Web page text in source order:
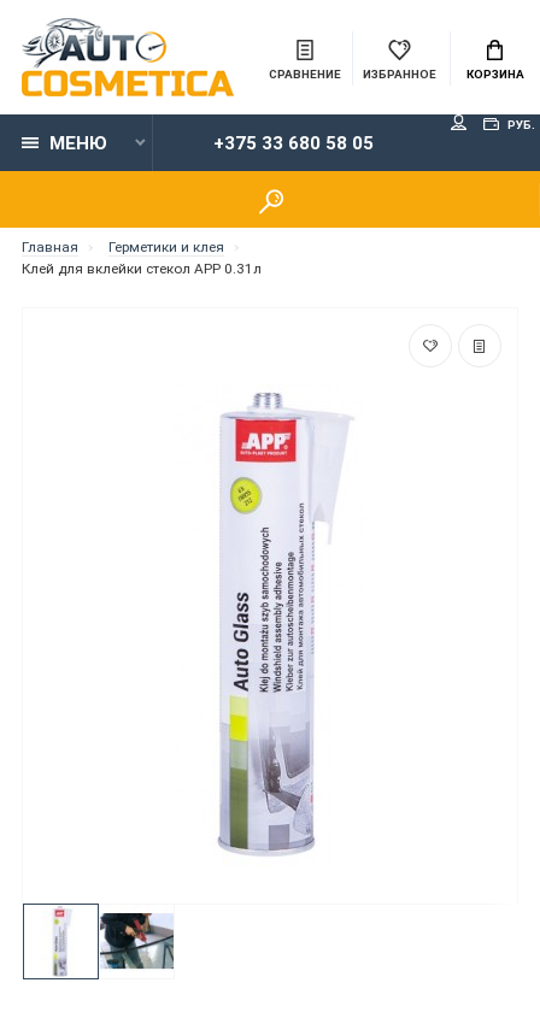
СРАВНЕНИЕ ИЗБРАННОЕ КОРЗИНА
МЕНЮ +375 33 680 58 05
РУБ.
Главная
Герметики и клея
Клей для вклейки стекол APP 0.31л